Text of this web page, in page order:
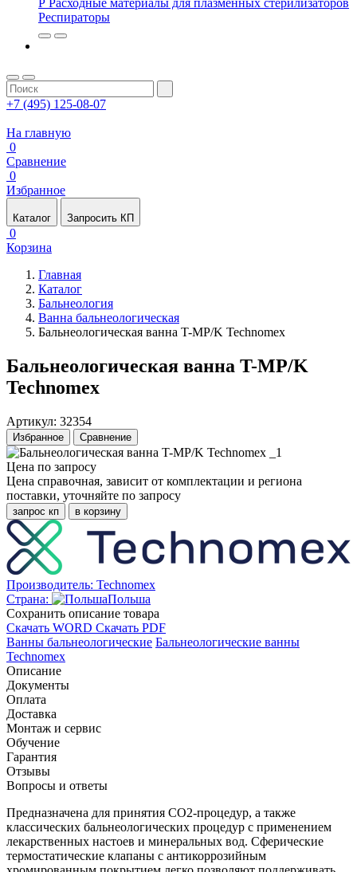
Р Расходные материалы для плазменных стерилизаторов
Респираторы
+7 (495) 125-08-07
На главную
0
Сравнение
0
Избранное
Каталог Запросить КП
0
Корзина
Главная
Каталог
Бальнеология
Ванна бальнеологическая
Бальнеологическая ванна T-MP/K Technomex
Бальнеологическая ванна T-MP/K
Technomex
Артикул: 32354
Избранное Сравнение
Цена по запросу
Цена справочная, зависит от комплектации и региона
поставки, уточняйте по запросу
запрос кп в корзину
Производитель: Technomex
Страна:
Польша
Cохранить описание товара
Скачать WORD Скачать PDF
Ванны бальнеологические Бальнеологические ванны
Technomex
Описание
Документы
Оплата
Доставка
Монтаж и сервис
Обучение
Гарантия
Отзывы
Вопросы и ответы
Предназначена для принятия СО2-процедур, а также
классических бальнеологических процедур с применением
лекарственных настоев и минеральных вод. Сферические
термостатические клапаны с антикоррозийным